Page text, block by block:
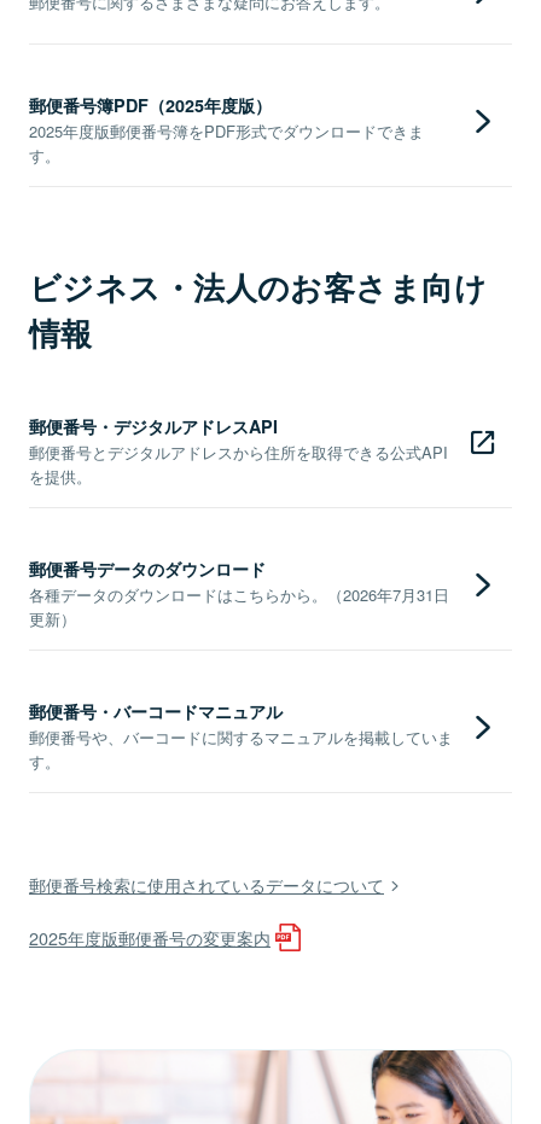
郵便番号簿PDF（2025年度版）
2025年度版郵便番号簿をPDF形式でダウンロードできま
す。
ビジネス・法人のお客さま向け
情報
郵便番号・デジタルアドレスAPI
郵便番号とデジタルアドレスから住所を取得できる公式API
を提供。
郵便番号データのダウンロード
各種データのダウンロードはこちらから。（2026年7月31日
更新）
郵便番号・バーコードマニュアル
郵便番号や、バーコードに関するマニュアルを掲載していま
す。
郵便番号検索に使用されているデータについて
2025年度版郵便番号の変更案内